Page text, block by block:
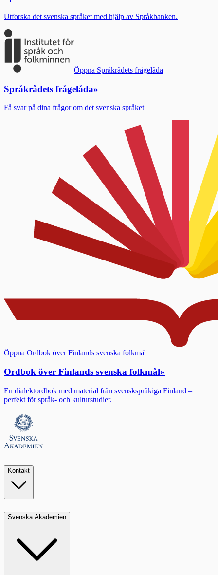
Utforska det svenska språket med hjälp av Språkbanken.
Öppna Språkrådets frågelåda
Språkrådets frågelåda»
Få svar på dina frågor om det svenska språket.
Öppna Ordbok över Finlands svenska folkmål
Ordbok över Finlands svenska folkmål»
En dialektordbok med material från svenskspråkiga Finland –
perfekt för språk- och kulturstudier.
Kontakt
Svenska Akademien